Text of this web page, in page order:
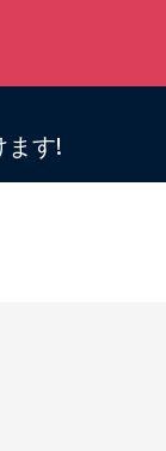
ます!